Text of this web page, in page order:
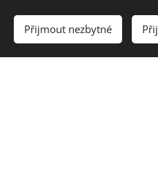
DOV/ vyšetření očních
Přijmout nezbytné